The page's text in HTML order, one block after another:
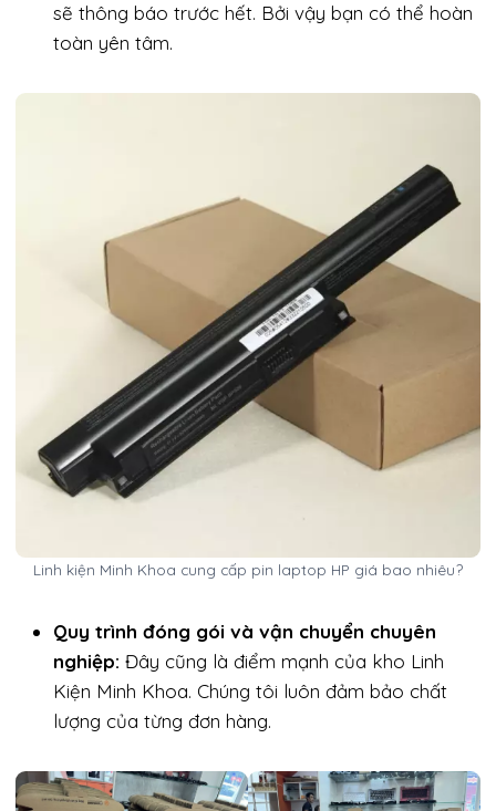
sẽ thông báo trước hết. Bởi vậy bạn có thể hoàn
toàn yên tâm.
Linh kiện Minh Khoa cung cấp pin laptop HP giá bao nhiêu?
Quy trình đóng gói và vận chuyển chuyên
nghiệp: Đây cũng là điểm mạnh của kho Linh
Kiện Minh Khoa. Chúng tôi luôn đảm bảo chất
lượng của từng đơn hàng.